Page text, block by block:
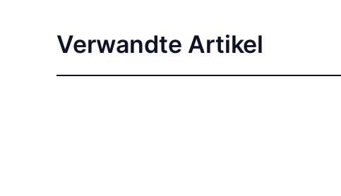
Verwandte Artikel